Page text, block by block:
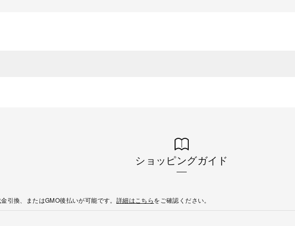
ショッピングガイド
引換、またはGMO後払いが可能です。 詳細はこちらをご確認ください。